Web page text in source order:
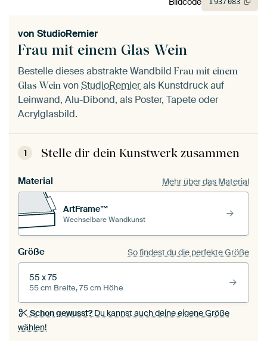
Frau mit einem Glas Wein
von StudioRemier
Bestelle dieses abstrakte Wandbild Frau mit einem
Glas Wein vonStudioRemierals Kunstdruck auf
Leinwand, Alu-Dibond, als Poster, Tapete oder
Acrylglasbild.
1 Stelle dir dein Kunstwerk zusammen
Material Mehr über das Material
ArtFrame™
Wechselbare Wandkunst
Größe So findest du die perfekte Größe
55 x 75
55 cm Breite, 75 cm Höhe
Schon gewusst?Du kannst auch deine eigene Größe
wählen!
1937083